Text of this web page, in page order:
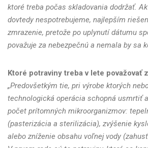
ktoré treba počas skladovania dodržať.
dovtedy nespotrebujeme, najlepším
zmrazenie, pretože po uplynutí dátumu
považuje za nebezpečnú a nemala by sa
Ktoré potraviny treba v lete považovať
„Predovšetkým tie, pri výrobe ktorých
technologická operácia schopná usmrtiť
počet prítomných mikroorganizmov:
(pasterizácia a sterilizácia), zvýšenie
alebo zníženie obsahu voľnej vody